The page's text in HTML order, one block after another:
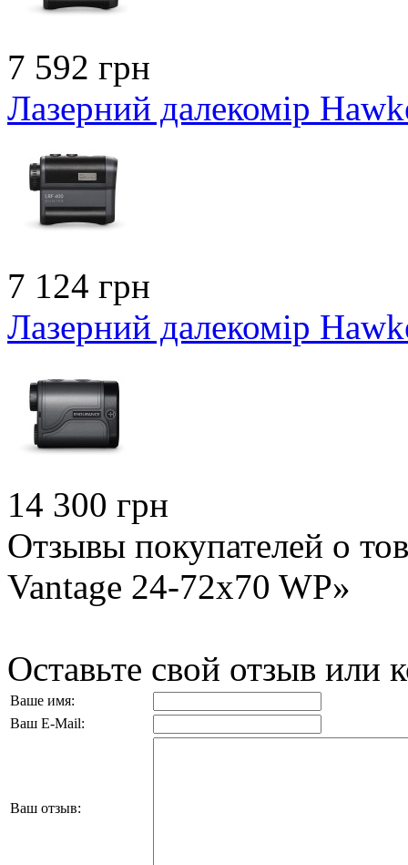
7 592 грн
Лазерний далекомір
7 124 грн
Лазерний далекомір
14 300 грн
Отзывы покупателей о
Vantage 24-72x70 WP»
Оставьте свой отзыв или
Ваше имя:
Ваш E-Mail:
Ваш отзыв: